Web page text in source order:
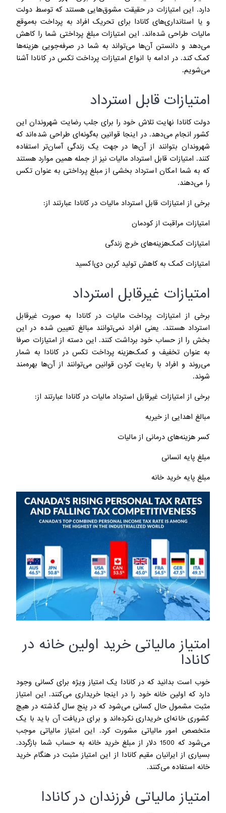
دارد. این امتیازات در حقیقت مشوق‌هایی هستند که توسط دولت
و یا استانداری‌های کانادا برای تحریک افراد به پرداخت به‌موقع
مالیات طراحی شده‌اند. این امتیازات مبلغ پرداختی شما را کاهش
می‌دهد و دانستن آن‌ها می‌تواند به شما در صرفه‌جویی هزینه‌ها
کمک کند. در ادامه با انواع امتیازات پرداخت تکس در کانادا آشنا
می‌شویم.
امتیازات قابل استرداد
دولت کانادا نهایت تلاش خود را برای جلب رضایت شهروندان این
کشور انجام می‌دهد. در اینجا قوانین به‌گونه‌ای طراحی شده‌اند که
شهروندان بتوانند از آن‌ها در جهت یک زندگی آسان‌تر استفاده
کنند. امتیازات قابل استرداد مالیات نیز از جمله همین موارد هستند
که به شما امکان استرداد بخشی از مبلغ پرداختی به عنوان تکس
را می‌دهند.
برخی از امتیازات قابل استرداد مالیات در کانادا عبارتند از:
امتیازات مراقبت از کودمان
امتیازات کمک‌هزینه‌های خرج زندگی
امتیازات کمک به کاهش تولید کربن دی‌اکسید
امتیازات غیرقابل استرداد
برخی از امتیازات پرداخت مالیات در کانادا به صورت غیرقابل
استرداد هستند. یعنی افراد نمی‌توانند مبالغ تعیین شده در این
بخش را از حساب خود برداشت کنند. این دسته از امتیازات صرفا
به عنوان تخفیف و کمک‌هزینه پرداخت تکس در کانادا به شمار
می‌روند و افراد با رعایت کردن قوانین می‌توانند از آن‌ها بهره‌مند
شوند.
برخی از امتیازات غیرقابل استرداد مالیات در کانادا عبارتند از:
مبالغ اهدایی از خیریه
کسر هزینه‌های درمانی از مالیات
مبلغ پایه انسانی
مبلغ پایه خرید خانه
امتیاز مالیاتی خرید اولین خانه در
کانادا
خوب است بدانید که در کانادا یک امتیاز ویژه برای کسانی وجود
دارد که اولین خانه خود را در اینجا خریداری می‌کنند. این امتیاز
مثبت مشمول حال کسانی می‌شود که در پنج سال گذشته در هیچ
کشوری خانه‌ای خریداری نکرده‌اند و برای دریافت آن باید با یک
متخصص امور مالیاتی مشورت کرد. این امتیاز مالیاتی موجب
می‌شود که 1500 دلار از مبلغ خرید خانه به حساب شما بازگردد.
بسیاری از ایرانیان مقیم کانادا از این امتیاز مثبت در هنگام خرید
خانه استفاده می‌کنند.
امتیاز مالیاتی فرزندان در کانادا